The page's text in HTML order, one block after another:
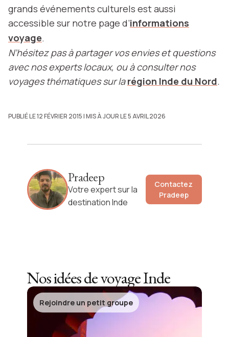
grands événements culturels est aussi
accessible sur notre page d’informations
voyage.
N’hésitez pas à partager vos envies et questions
avec nos experts locaux, ou à consulter nos
voyages thématiques sur larégion Inde du Nord.
PUBLIÉ LE 12 FÉVRIER 2015| MIS À JOUR LE 5 AVRIL 2026
Pradeep
Votre expert sur la
destination Inde
Contactez
Pradeep
Nos idées de voyageInde
Rejoindre un petit groupe